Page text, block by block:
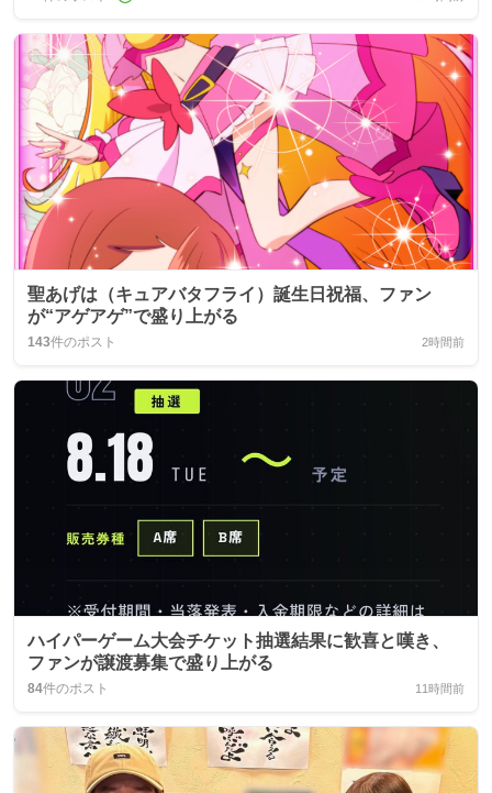
聖あげは（キュアバタフライ）誕生日祝福、ファン
が“アゲアゲ”で盛り上がる
143件のポスト 2時間前
ハイパーゲーム大会チケット抽選結果に歓喜と嘆き、
ファンが譲渡募集で盛り上がる
84件のポスト 11時間前